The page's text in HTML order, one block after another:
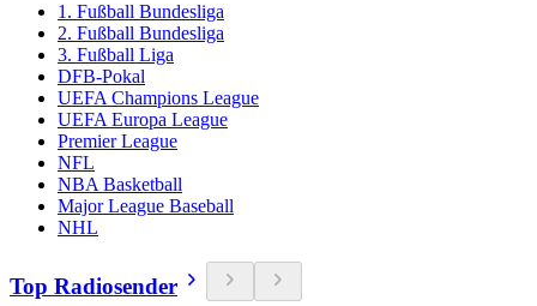
1. Fußball Bundesliga
2. Fußball Bundesliga
3. Fußball Liga
DFB-Pokal
UEFA Champions League
UEFA Europa League
Premier League
NFL
NBA Basketball
Major League Baseball
NHL
Top Radiosender